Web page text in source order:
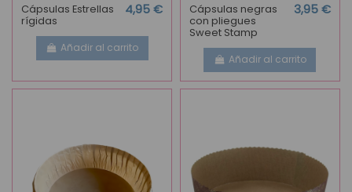
Cápsulas Estrellas
rígidas
4,95 €
Añadir al carrito
Cápsulas negras
con pliegues
Sweet Stamp
3,95 €
Añadir al carrito